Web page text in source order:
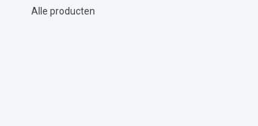
Alle producten